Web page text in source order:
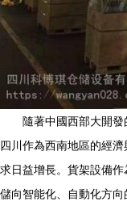
隨著中國西部大開
四川作為西南地區的經
求日益增長。貨架設備
儲向智能化、自動化方